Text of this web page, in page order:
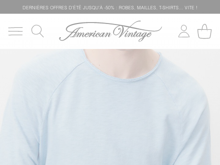
DERNIÈRES OFFRES D'ÉTÊ JUSQU'À -50% : ROBES, MAILLES, T-SHIRTS... VITE !